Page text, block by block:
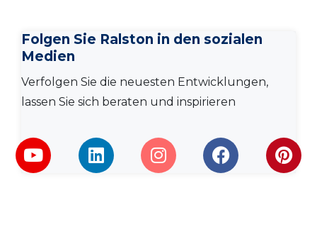
Folgen Sie Ralston in den sozialen
Medien
Verfolgen Sie die neuesten Entwicklungen,
lassen Sie sich beraten und inspirieren